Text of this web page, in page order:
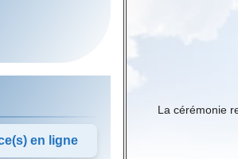
en ligne
La cérémonie